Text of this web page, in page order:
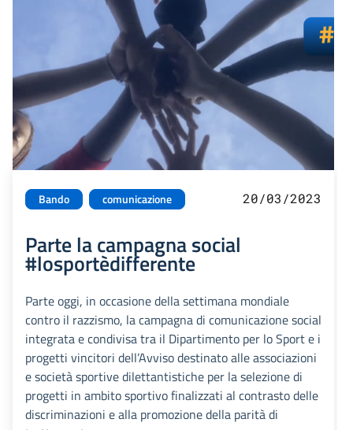
Bando comunicazione 20/03/2023
Parte la campagna social
#losportèdifferente
Parte oggi, in occasione della settimana mondiale
contro il razzismo, la campagna di comunicazione social
integrata e condivisa tra il Dipartimento per lo Sport e i
progetti vincitori dell’Avviso destinato alle associazioni
e società sportive dilettantistiche per la selezione di
progetti in ambito sportivo finalizzati al contrasto delle
discriminazioni e alla promozione della parità di